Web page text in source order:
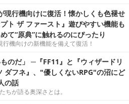
現行機向けに復活！懐かしくも色褪せ
ト ザ ファースト』遊びやすい機能も
て“原典”に触れるのにぴったり
機向けの新機能を備えて復活！
ものだ」 ─『FF11』と『ウィザードリ
ダフネ』、"優しくないRPG"の沼にど
の話
ちが語る奥深さとは。